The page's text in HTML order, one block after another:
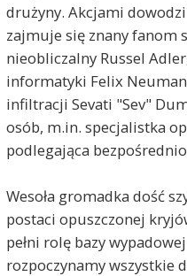
drużyny. Akcjami
zajmuje się znany fanom
nieobliczalny Russel
informatyki Felix
infiltracji Sevati "Sev"
osób, m.in. specjalistka
podlegająca
Wesoła gromadka dość
postaci opuszczonej
pełni rolę bazy
rozpoczynamy wszystkie